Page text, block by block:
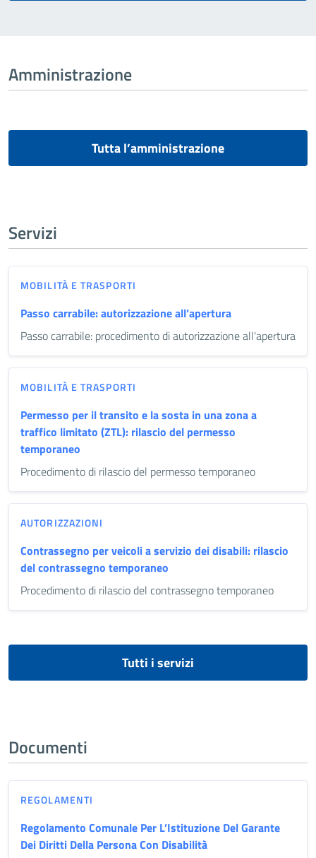
Amministrazione
Tutta l’amministrazione
Servizi
MOBILITÀ E TRASPORTI
Passo carrabile: autorizzazione all’apertura
Passo carrabile: procedimento di autorizzazione all'apertura
MOBILITÀ E TRASPORTI
Permesso per il transito e la sosta in una zona a
traffico limitato (ZTL): rilascio del permesso
temporaneo
Procedimento di rilascio del permesso temporaneo
AUTORIZZAZIONI
Contrassegno per veicoli a servizio dei disabili: rilascio
del contrassegno temporaneo
Procedimento di rilascio del contrassegno temporaneo
Tutti i servizi
Documenti
REGOLAMENTI
Regolamento Comunale Per L’Istituzione Del Garante
Dei Diritti Della Persona Con Disabilità